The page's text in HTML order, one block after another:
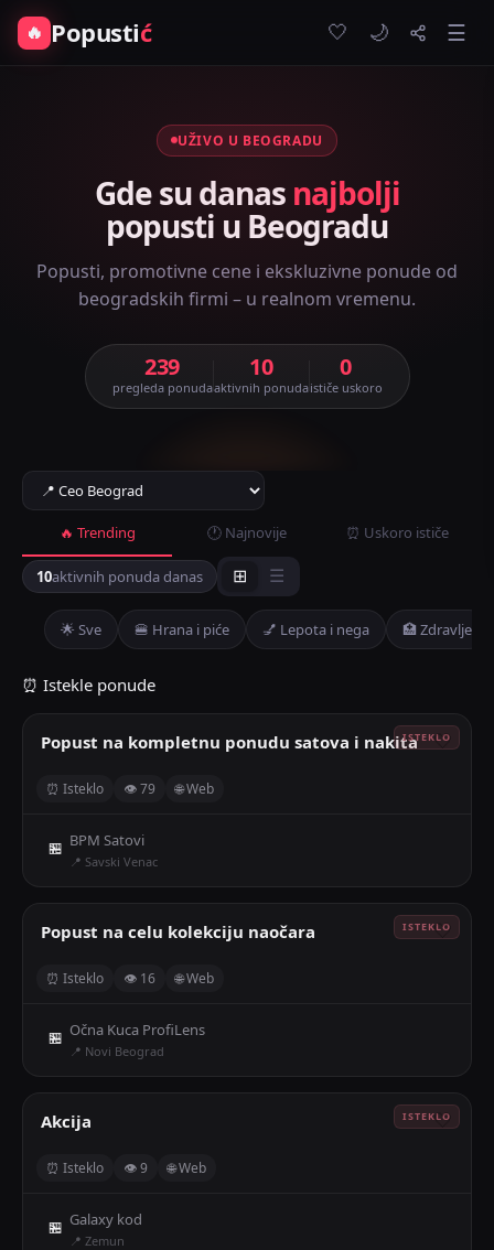
🔥 Popustić 🤍 🌙 ☰
UŽIVO U BEOGRADU
Gde su danas najbolji
popusti u Beogradu
Popusti, promotivne cene i ekskluzivne ponude od
beogradskih firmi – u realnom vremenu.
239
pregleda ponuda
10
aktivnih ponuda
0
ističe uskoro
🔥 Trending 🕐 Najnovije ⏰ Uskoro ističe
10aktivnih ponuda danas ⊞ ☰
🌟 Sve 🍔 Hrana i piće 💅 Lepota i nega 🏥 Zdravlje
⏰ Istekle ponude
Popust na kompletnu ponudu satova i nakita 🤍
⏰ Isteklo 👁 79 🌐 Web
🏪 BPM Satovi
📍 Savski Venac
Popust na celu kolekciju naočara 🤍
⏰ Isteklo 👁 16 🌐 Web
🏪 Očna Kuca ProfiLens
📍 Novi Beograd
Akcija 🤍
⏰ Isteklo 👁 9 🌐 Web
🏪 Galaxy kod
📍 Zemun